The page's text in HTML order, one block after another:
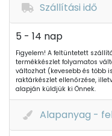
Szállítási idő
5 - 14 nap
Figyelem! A feltüntetett
termékkészlet folyamatos
változhat (kevesebb és több
raktárkészlet ellenőrzése,
alapján küldjük ki Önnek.
Alapanyag -